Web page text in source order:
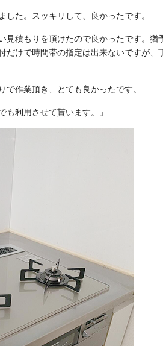
した。スッキリして、良かったです。
見積もりを頂けたので良かったです。猶
だけで時間帯の指定は出来ないですが、
作業頂き、とても良かったです。
利用させて貰います。」